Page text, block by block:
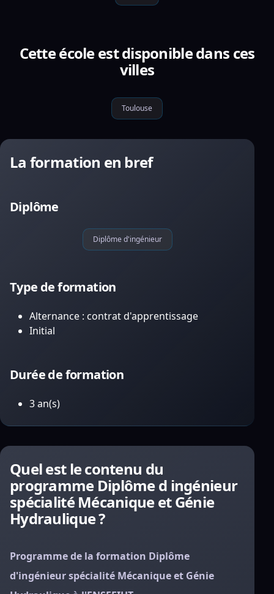
Cette école est disponible dans ces
villes
Toulouse
La formation en bref
Diplôme
Diplôme d'ingénieur
Type de formation
Alternance : contrat d'apprentissage
Initial
Durée de formation
3 an(s)
Quel est le contenu du
programme Diplôme d ingénieur
spécialité Mécanique et Génie
Hydraulique ?
Programme de la formation Diplôme
d'ingénieur spécialité Mécanique et Génie